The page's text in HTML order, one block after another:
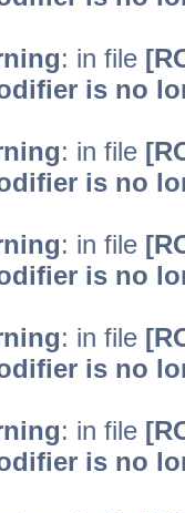
: in file
is no
: in file
is no
: in file
is no
: in file
is no
: in file
is no